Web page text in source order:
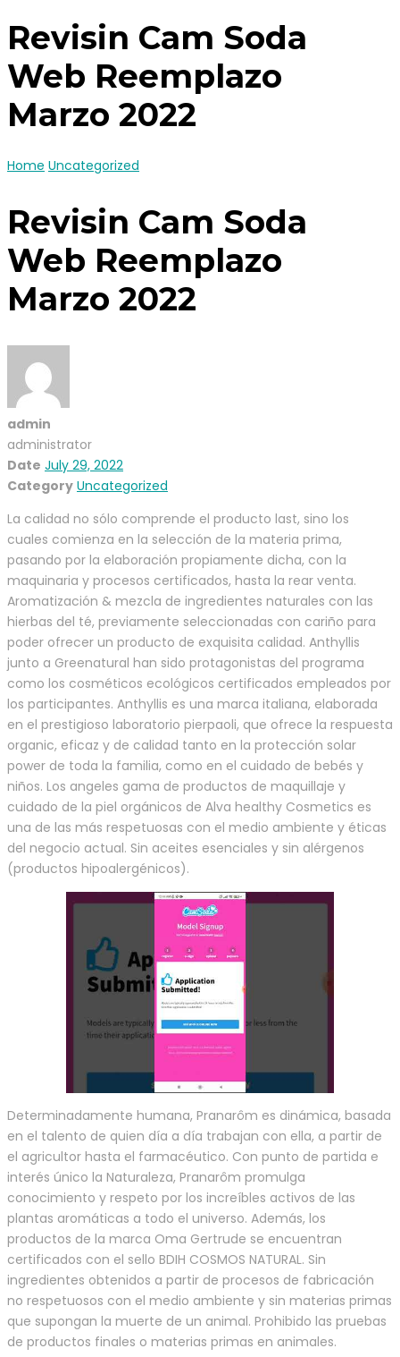
Revisin Cam Soda
Web Reemplazo
Marzo 2022
Home Uncategorized
Revisin Cam Soda
Web Reemplazo
Marzo 2022
admin
administrator
Date July 29, 2022
Category Uncategorized
La calidad no sólo comprende el producto last, sino los
cuales comienza en la selección de la materia prima,
pasando por la elaboración propiamente dicha, con la
maquinaria y procesos certificados, hasta la rear venta.
Aromatización & mezcla de ingredientes naturales con las
hierbas del té, previamente seleccionadas con cariño para
poder ofrecer un producto de exquisita calidad. Anthyllis
junto a Greenatural han sido protagonistas del programa
como los cosméticos ecológicos certificados empleados por
los participantes. Anthyllis es una marca italiana, elaborada
en el prestigioso laboratorio pierpaoli, que ofrece la respuesta
organic, eficaz y de calidad tanto en la protección solar
power de toda la familia, como en el cuidado de bebés y
niños. Los angeles gama de productos de maquillaje y
cuidado de la piel orgánicos de Alva healthy Cosmetics es
una de las más respetuosas con el medio ambiente y éticas
del negocio actual. Sin aceites esenciales y sin alérgenos
(productos hipoalergénicos).
Determinadamente humana, Pranarôm es dinámica, basada
en el talento de quien día a día trabajan con ella, a partir de
el agricultor hasta el farmacéutico. Con punto de partida e
interés único la Naturaleza, Pranarôm promulga
conocimiento y respeto por los increíbles activos de las
plantas aromáticas a todo el universo. Además, los
productos de la marca Oma Gertrude se encuentran
certificados con el sello BDIH COSMOS NATURAL. Sin
ingredientes obtenidos a partir de procesos de fabricación
no respetuosos con el medio ambiente y sin materias primas
que supongan la muerte de un animal. Prohibido las pruebas
de productos finales o materias primas en animales.